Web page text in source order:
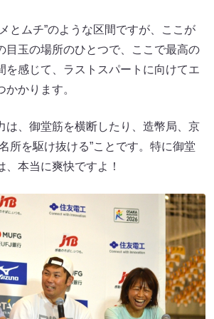
とムチ”のような区間ですが、ここが
目玉の場所のひとつで、ここで最高の
を感じて、ラストスパートに向けてエ
かかります。
は、御堂筋を横断したり、造幣局、京
所を駆け抜ける”ことです。特に御堂
本当に爽快ですよ！